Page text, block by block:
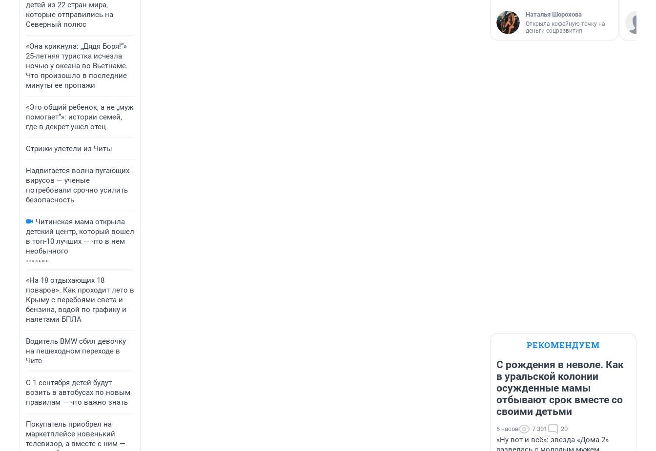
детей из 22 стран мира,
которые отправились на
Северный полюс
«Она крикнула: „Дядя Боря!“»
25-летняя туристка исчезла
ночью у океана во Вьетнаме.
Что произошло в последние
минуты ее пропажи
«Это общий ребенок, а не „муж
помогает“»: истории семей,
где в декрет ушел отец
Стрижи улетели из Читы
Надвигается волна пугающих
вирусов — ученые
потребовали срочно усилить
безопасность
Читинская мама открыла
детский центр, который вошел
в топ-10 лучших — что в нем
необычного
«На 18 отдыхающих 18
поваров». Как проходит лето в
Крыму с перебоями света и
бензина, водой по графику и
налетами БПЛА
Водитель BMW сбил девочку
на пешеходном переходе в
Чите
С 1 сентября детей будут
возить в автобусах по новым
правилам — что важно знать
Покупатель приобрел на
маркетплейсе новенький
телевизор, а вместе с ним —
Наталья Шорохова
Открыла кофейную точку на
деньги соцразвития
РЕКОМЕНДУЕМ
С рождения в неволе. Как
в уральской колонии
осужденные мамы
отбывают срок вместе со
своими детьми
6 часов 7 301 20
«Ну вот и всё»: звезда «Дома-2»